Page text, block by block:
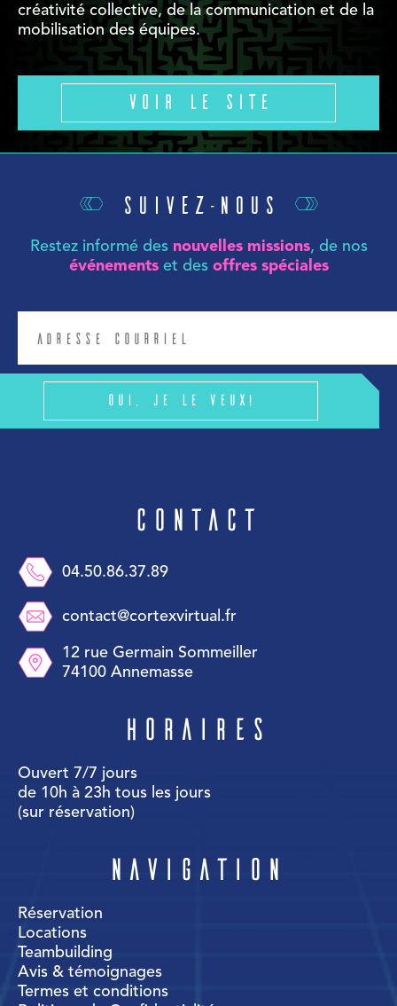
créativité collective, de la communication et de la
mobilisation des équipes.
Voir le site
Suivez-nous
Restez informé des nouvelles missions, de nos
événementset des offres spéciales
Oui, je le veux!
Contact
04.50.86.37.89
contact@cortexvirtual.fr
12 rue Germain Sommeiller
74100 Annemasse
Horaires
Ouvert 7/7 jours
de 10h à 23h tous les jours
(sur réservation)
Navigation
Réservation
Locations
Teambuilding
Avis & témoignages
Termes et conditions